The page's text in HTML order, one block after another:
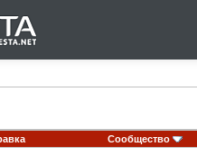
Сообщество